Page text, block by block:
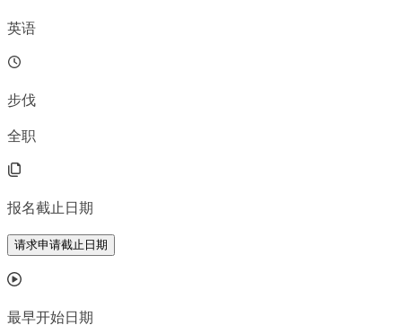
英语
步伐
全职
报名截止日期
请求申请截止日期
最早开始日期